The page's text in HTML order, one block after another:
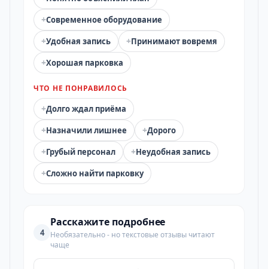
+Современное оборудование
+Удобная запись +Принимают вовремя
+Хорошая парковка
ЧТО НЕ ПОНРАВИЛОСЬ
+Долго ждал приёма
+Назначили лишнее +Дорого
+Грубый персонал +Неудобная запись
+Сложно найти парковку
4
Расскажите подробнее
Необязательно - но текстовые отзывы читают
чаще